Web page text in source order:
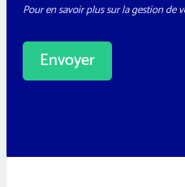
e
t
P
*
Pour en savoir plus sur la gestion de
Envoyer
r